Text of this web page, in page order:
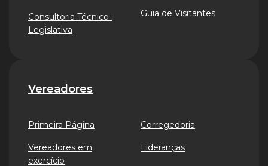
Consultoria Técnico-
Legislativa
Guia de Visitantes
Vereadores
Primeira Página
Vereadores em
exercício
Corregedoria
Lideranças